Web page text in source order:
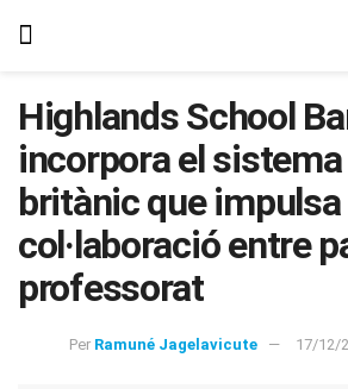
Highlands School
incorpora el
britànic que impulsa
col·laboració entre
professorat
Per Ramuné Jagelavicute 17/12/